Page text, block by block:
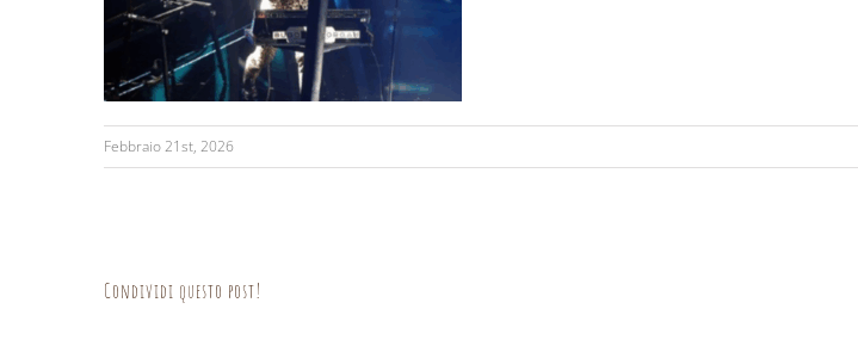
Febbraio 21st, 2026
Condividi questo post!